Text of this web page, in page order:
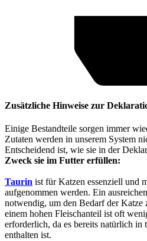
Zusätzliche Hinweise zur
Einige Bestandteile sorgen immer
Zutaten werden in unserem System
Entscheidend ist, wie sie in der
Zweck sie im Futter erfüllen:
Taurin ist für Katzen essenziell und
aufgenommen werden. Ein
notwendig, um den Bedarf der Katze
einem hohen Fleischanteil ist oft
erforderlich, da es bereits natürlich in
enthalten ist.